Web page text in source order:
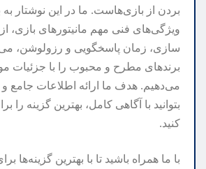
بردن از بازی‌هاست. ما در این نوشتار
ویژگی‌های فنی مهم مانیتورهای بازی،
سازی، زمان پاسخگویی و رزولوشن،
برندهای مطرح و محبوب را با جزئیات
می‌دهیم. هدف ما ارائه اطلاعات جامع
بتوانید با آگاهی کامل، بهترین گزینه را
کنید.
با ما همراه باشید تا با بهترین گزینه‌ها